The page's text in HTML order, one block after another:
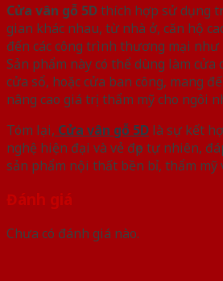
Cửa vân gỗ 5Dthích hợp sử dụng
gian khác nhau, từ nhà ở, căn hộ
đến các công trình thương mại như
Sản phẩm này có thể dùng làm cửa
cửa sổ, hoặc cửa ban công, mang
nâng cao giá trị thẩm mỹ cho ngôi
Tóm lại, Cửa vân gỗ 5D là sự kết
nghệ hiện đại và vẻ đẹp tự nhiên,
sản phẩm nội thất bền bỉ, thẩm mỹ
Đánh giá
Chưa có đánh giá nào.